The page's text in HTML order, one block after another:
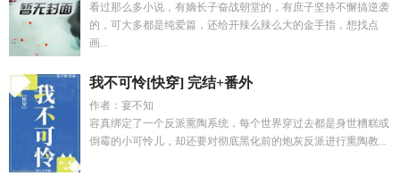
看过那么多小说，有嫡长子奋战朝堂的，有庶子坚持不懈搞逆袭
的，可大多都是纯爱篇，还给开辣么辣么大的金手指，想找点
画...
我不可怜[快穿] 完结+番外
作者：宴不知
容真绑定了一个反派熏陶系统，每个世界穿过去都是身世糟糕或
倒霉的小可怜儿，却还要对彻底黑化前的炮灰反派进行熏陶教...